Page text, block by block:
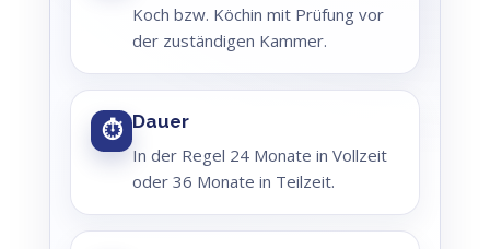
Koch bzw. Köchin mit Prüfung vor
der zuständigen Kammer.
⏱ Dauer
In der Regel 24 Monate in Vollzeit
oder 36 Monate in Teilzeit.